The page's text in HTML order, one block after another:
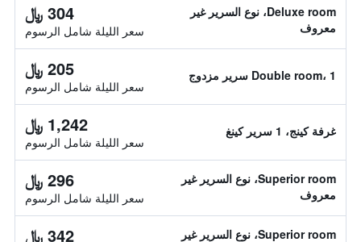
Deluxe room، نوع السرير غير
معروف
304 ﷼
سعر الليلة شامل الرسوم
Double room، 1 سرير مزدوج 205 ﷼
سعر الليلة شامل الرسوم
غرفة كينج، 1 سرير كينغ 1,242 ﷼
سعر الليلة شامل الرسوم
Superior room، نوع السرير غير
معروف
296 ﷼
سعر الليلة شامل الرسوم
Superior room، نوع السرير غير
342 ﷼